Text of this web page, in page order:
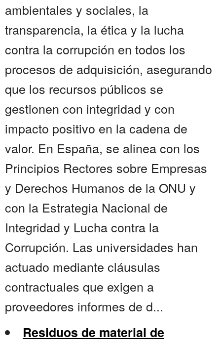
ambientales y sociales, la
transparencia, la ética y la lucha
contra la corrupción en todos los
procesos de adquisición, asegurando
que los recursos públicos se
gestionen con integridad y con
impacto positivo en la cadena de
valor. En España, se alinea con los
Principios Rectores sobre Empresas
y Derechos Humanos de la ONU y
con la Estrategia Nacional de
Integridad y Lucha contra la
Corrupción. Las universidades han
actuado mediante cláusulas
contractuales que exigen a
proveedores informes de d...
Residuos de material de